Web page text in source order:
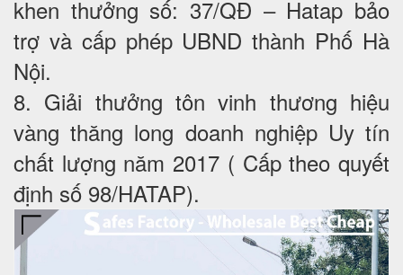
khen thưởng số: 37/QĐ – Hatap bảo
trợ và cấp phép UBND thành Phố Hà
Nội.
8. Giải thưởng tôn vinh thương hiệu
vàng thăng long doanh nghiệp Uy tín
chất lượng năm 2017 ( Cấp theo quyết
định số 98/HATAP).